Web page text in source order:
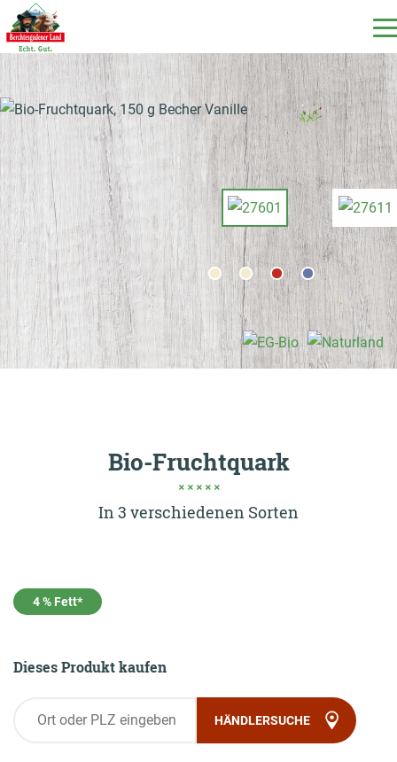
DE IT
Unsere Produkte
Unsere Milch
Unsere Molkerei
Milchecho
ZUM LOGIN BEREICH
Jobs & Karriere
Kontakt
Bio-Fruchtquark
In 3 verschiedenen Sorten
4 % Fett*
Dieses Produkt kaufen
HÄNDLERSUCHE